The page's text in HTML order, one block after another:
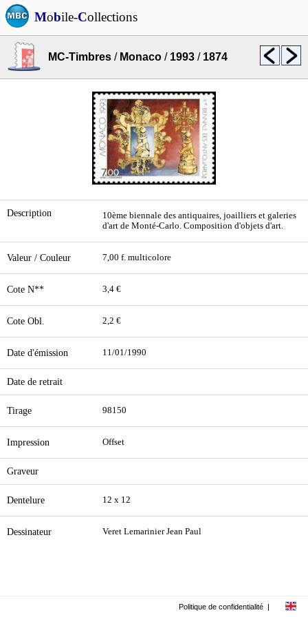
Mobile-Collections
MC-Timbres / Monaco / 1993 / 1874
Description
10ème biennale des antiquaires, joailliers et galeries
d'art de Monté-Carlo. Composition d'objets d'art.
Valeur / Couleur 7,00 f. multicolore
Cote N** 3,4 €
Cote Obl. 2,2 €
Date d'émission 11/01/1990
Date de retrait
Tirage 98150
Impression Offset
Graveur
Dentelure 12 x 12
Dessinateur Veret Lemarinier Jean Paul
Politique de confidentialité |